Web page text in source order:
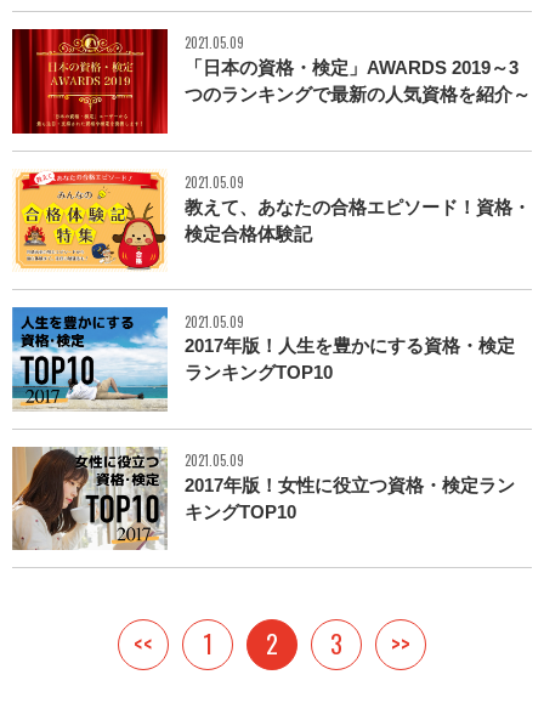
2021.05.09
「日本の資格・検定」AWARDS 2019～3
つのランキングで最新の人気資格を紹介～
2021.05.09
教えて、あなたの合格エピソード！資格・
検定合格体験記
2021.05.09
2017年版！人生を豊かにする資格・検定
ランキングTOP10
2021.05.09
2017年版！女性に役立つ資格・検定ラン
キングTOP10
<< 1 2 3 >>